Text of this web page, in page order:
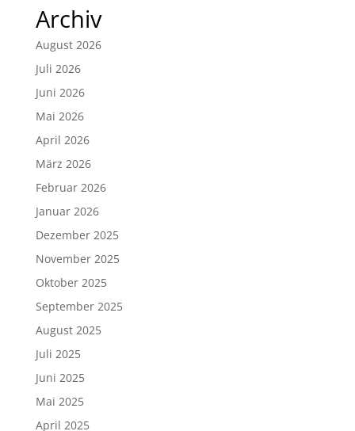
Archiv
August 2026
Juli 2026
Juni 2026
Mai 2026
April 2026
März 2026
Februar 2026
Januar 2026
Dezember 2025
November 2025
Oktober 2025
September 2025
August 2025
Juli 2025
Juni 2025
Mai 2025
April 2025